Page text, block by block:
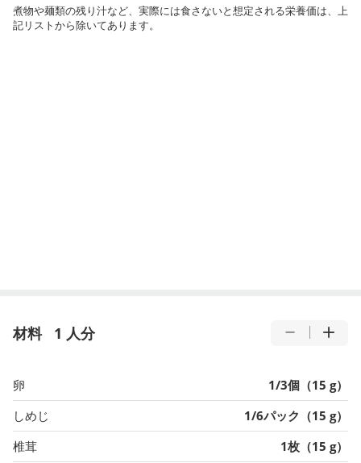
煮物や麺類の残り汁など、実際には食さないと想定される栄養価は、上
記リストから除いてあります。
材料 1 人分
卵
1/3個（15 g）
しめじ
1/6パック（15 g）
椎茸
1枚（15 g）